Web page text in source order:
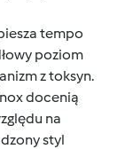
tempo
poziom
z toksyn.
docenią
na
styl